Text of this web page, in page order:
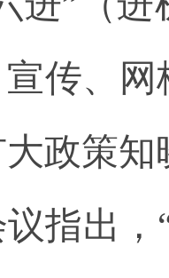
传、
政策知
议指出